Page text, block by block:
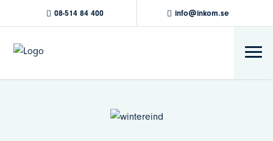
08-514 84 400 info@inkom.se